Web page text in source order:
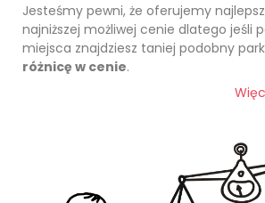
Jesteśmy pewni, że oferujemy
najniższej możliwej cenie dlatego jeśli
miejsca znajdziesz taniej podobny
różnicę w cenie.